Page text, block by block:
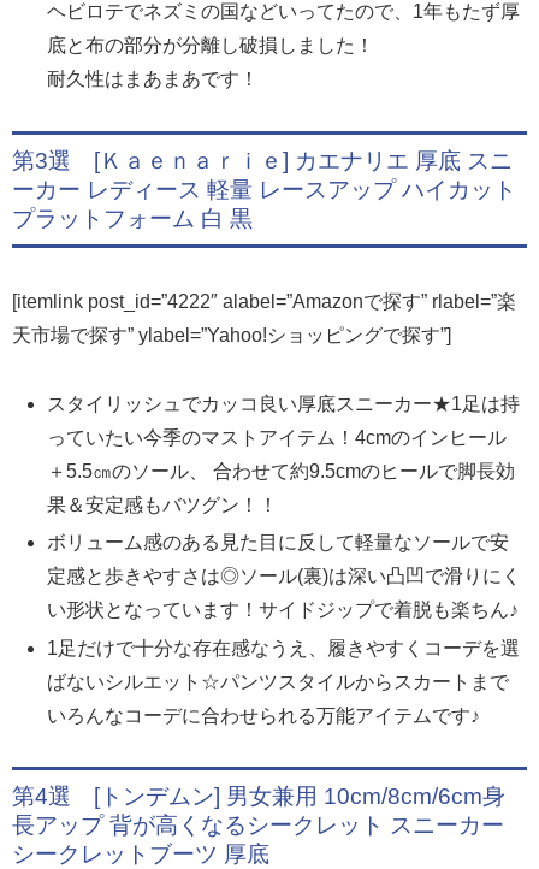
ヘビロテでネズミの国などいってたので、1年もたず厚
底と布の部分が分離し破損しました！
耐久性はまあまあです！
第3選 [Ｋａｅｎａｒｉｅ] カエナリエ 厚底 スニ
ーカー レディース 軽量 レースアップ ハイカット
プラットフォーム 白 黒
[itemlink post_id=”4222″ alabel=”Amazonで探す” rlabel=”楽
天市場で探す” ylabel=”Yahoo!ショッピングで探す”]
スタイリッシュでカッコ良い厚底スニーカー★1足は持
っていたい今季のマストアイテム！4cmのインヒール
＋5.5㎝のソール、 合わせて約9.5cmのヒールで脚長効
果＆安定感もバツグン！！
ボリューム感のある見た目に反して軽量なソールで安
定感と歩きやすさは◎ソール(裏)は深い凸凹で滑りにく
い形状となっています！サイドジップで着脱も楽ちん♪
1足だけで十分な存在感なうえ、履きやすくコーデを選
ばないシルエット☆パンツスタイルからスカートまで
いろんなコーデに合わせられる万能アイテムです♪
第4選 [トンデムン] 男女兼用 10cm/8cm/6cm身
長アップ 背が高くなるシークレット スニーカー
シークレットブーツ 厚底